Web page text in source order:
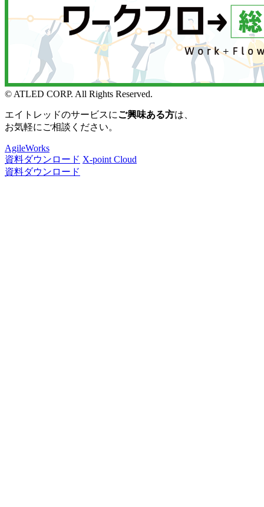
© ATLED CORP. All Rights Reserved.
エイトレッドのサービスにご興味ある方は、
お気軽にご相談ください。
AgileWorks
資料ダウンロード X-point Cloud
資料ダウンロード